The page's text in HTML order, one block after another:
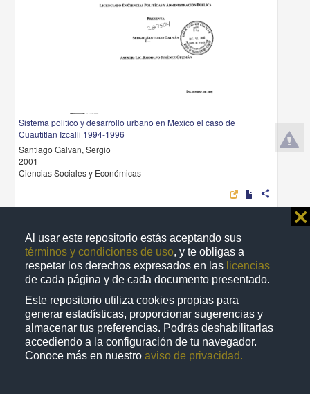
Al usar este repositorio estás aceptando sus
términos y condiciones de uso, y te obligas a
respetar los derechos expresados en las licencias
de cada página y de cada documento presentado.
Este repositorio utiliza cookies propias para
generar estadísticas, proporcionar sugerencias y
almacenar tus preferencias. Podrás deshabilitarlas
accediendo a la configuración de tu navegador.
Conoce más en nuestro aviso de privacidad.
⨯
Sistema politico y desarrollo urbano en Mexico el caso de
Cuautitlan Izcalli 1994-1996
Santiago Galvan, Sergio
2001
Ciencias Sociales y Económicas
share
Trabajo de grado